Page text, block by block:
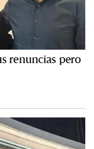
renuncias pero